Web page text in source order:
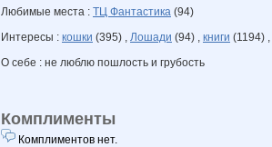
Любимые места : ТЦ Фантастика (94)
Интересы : кошки (395) , Лошади (94) , книги (1194) ,
О себе : не люблю пошлость и грубость
Комплименты
Комплиментов нет.